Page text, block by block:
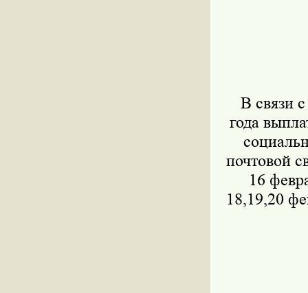
В связи
года
почтовой
16
18,19,20